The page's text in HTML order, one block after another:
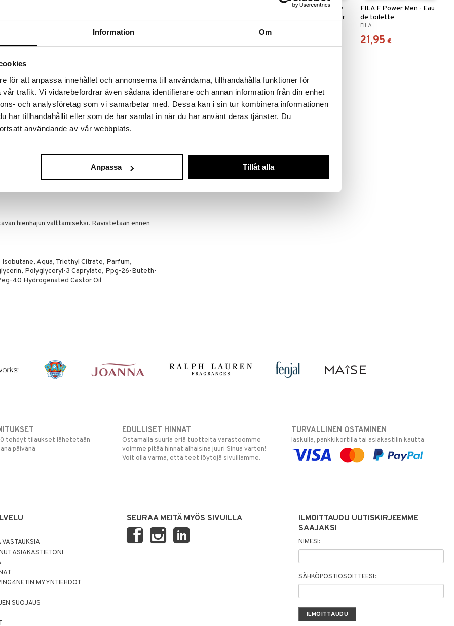
Information Om
för att anpassa innehållet och annonserna till användarna, tillhandahålla funktioner för
trafik. Vi vidarebefordrar även sådana identifierare och annan information från din enhet
och analysföretag som vi samarbetar med. Dessa kan i sin tur kombinera informationen
har tillhandahållit eller som de har samlat in när du har använt deras tjänster. Du
användande av vår webbplats.
Anpassa Tillåt alla
ja siitä lähtien se on kasvanut
Björn Borg oli pitkään keulahahmona. Tänä
sportswear” -tyyliä ja on tunnettu
rikastettu virkistävällä aktiivisella ainesosalla, joka
Tunne raikkauden tunne, joka kestää.
ja elvyttävän tuoksu-elämyksen. Sen extra raikas
tuoksuisena koko päivän. Koe uusi taso
Fila Deo Spray EXTRA FRESHin kanssa
joka takaa upean tuoksun koko päiväksi
hienhajun välttämiseksi. Ravistetaan ennen
Aqua, Triethyl Citrate, Parfum,
Polyglyceryl-3 Caprylate, Ppg-26-Buteth-
40 Hydrogenated Castor Oil
FILA Energize & Purify
2in1 Shampoo & Shower
FILA F Power Men - Eau
de toilette
FILA
21,95 €
tehdyt tilaukset lähetetään
päivänä
EDULLISET HINNAT
Ostamalla suuria eriä tuotteita varastoomme
voimme pitää hinnat alhaisina juuri Sinua varten!
Voit olla varma, että teet löytöjä sivuillamme.
TURVALLINEN OSTAMINEN
laskulla, pankkikortilla tai asiakastilin kautta
ASIAKASTIETONI
MYYNTIEHDOT
SUOJAUS
SEURAA MEITÄ MYÖS SIVUILLA
ILMOITTAUDU UUTISKIRJEEMME
SAAJAKSI
NIMESI:
SÄHKÖPOSTIOSOITTEESI: